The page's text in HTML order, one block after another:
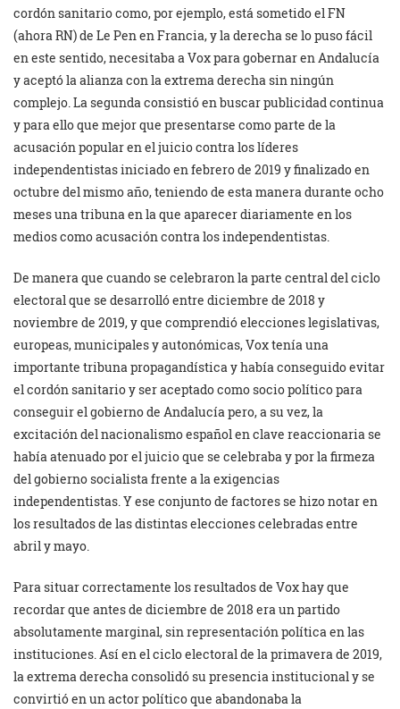
cordón sanitario como, por ejemplo, está sometido el FN
(ahora RN) de Le Pen en Francia, y la derecha se lo puso fácil
en este sentido, necesitaba a Vox para gobernar en Andalucía
y aceptó la alianza con la extrema derecha sin ningún
complejo. La segunda consistió en buscar publicidad continua
y para ello que mejor que presentarse como parte de la
acusación popular en el juicio contra los líderes
independentistas iniciado en febrero de 2019 y finalizado en
octubre del mismo año, teniendo de esta manera durante ocho
meses una tribuna en la que aparecer diariamente en los
medios como acusación contra los independentistas.
De manera que cuando se celebraron la parte central del ciclo
electoral que se desarrolló entre diciembre de 2018 y
noviembre de 2019, y que comprendió elecciones legislativas,
europeas, municipales y autonómicas, Vox tenía una
importante tribuna propagandística y había conseguido evitar
el cordón sanitario y ser aceptado como socio político para
conseguir el gobierno de Andalucía pero, a su vez, la
excitación del nacionalismo español en clave reaccionaria se
había atenuado por el juicio que se celebraba y por la firmeza
del gobierno socialista frente a la exigencias
independentistas. Y ese conjunto de factores se hizo notar en
los resultados de las distintas elecciones celebradas entre
abril y mayo.
Para situar correctamente los resultados de Vox hay que
recordar que antes de diciembre de 2018 era un partido
absolutamente marginal, sin representación política en las
instituciones. Así en el ciclo electoral de la primavera de 2019,
la extrema derecha consolidó su presencia institucional y se
convirtió en un actor político que abandonaba la